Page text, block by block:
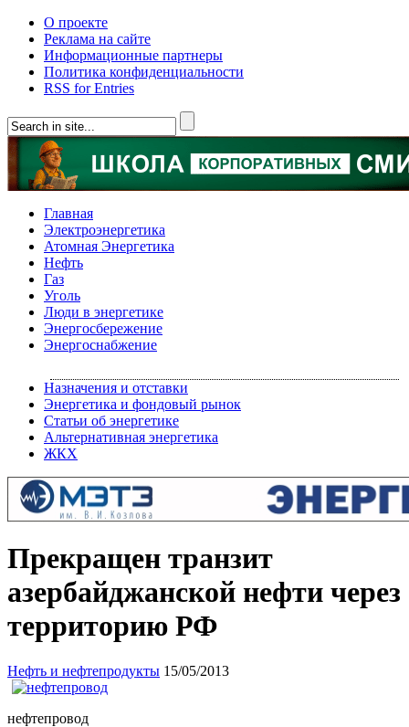
О проекте
Реклама на сайте
Информационные партнеры
Политика конфиденциальности
RSS for Entries
Главная
Электроэнергетика
Атомная Энергетика
Нефть
Газ
Уголь
Люди в энергетике
Энергосбережение
Энергоснабжение
Назначения и отставки
Энергетика и фондовый рынок
Статьи об энергетике
Альтернативная энергетика
ЖКХ
Прекращен транзит
азербайджанской нефти через
территорию РФ
Нефть и нефтепродукты 15/05/2013
нефтепровод